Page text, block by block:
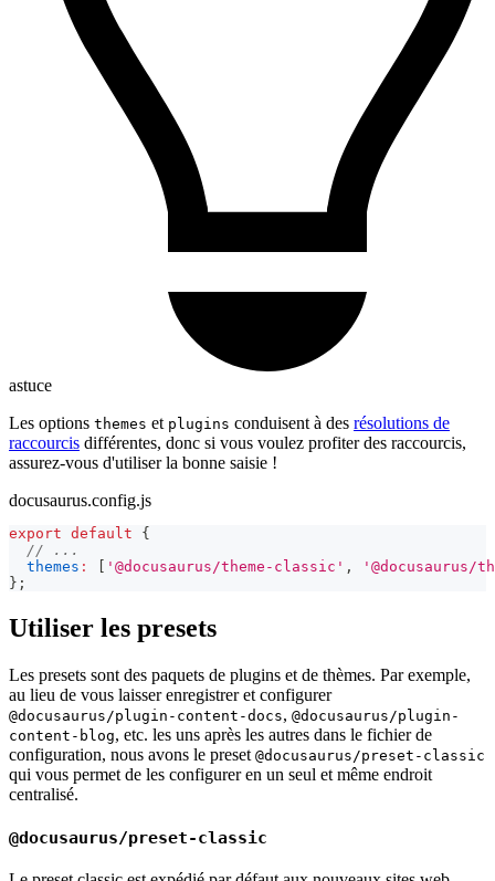
astuce
Les options themes et plugins conduisent à des résolutions de
raccourcis différentes, donc si vous voulez profiter des raccourcis,
assurez-vous d'utiliser la bonne saisie !
docusaurus.config.js
export default
{
// ...
themes : '@docusaurus/theme-classic' ,
'@docusaurus/
} ;
Utiliser les presets
Les presets sont des paquets de plugins et de thèmes. Par exemple,
au lieu de vous laisser enregistrer et configurer
@docusaurus/plugin-content-docs, @docusaurus/plugin-
content-blog, etc. les uns après les autres dans le fichier de
configuration, nous avons le preset @docusaurus/preset-classic
qui vous permet de les configurer en un seul et même endroit
centralisé.
@docusaurus/preset-classic